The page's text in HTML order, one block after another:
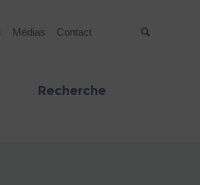
Médias Contact
Recherche